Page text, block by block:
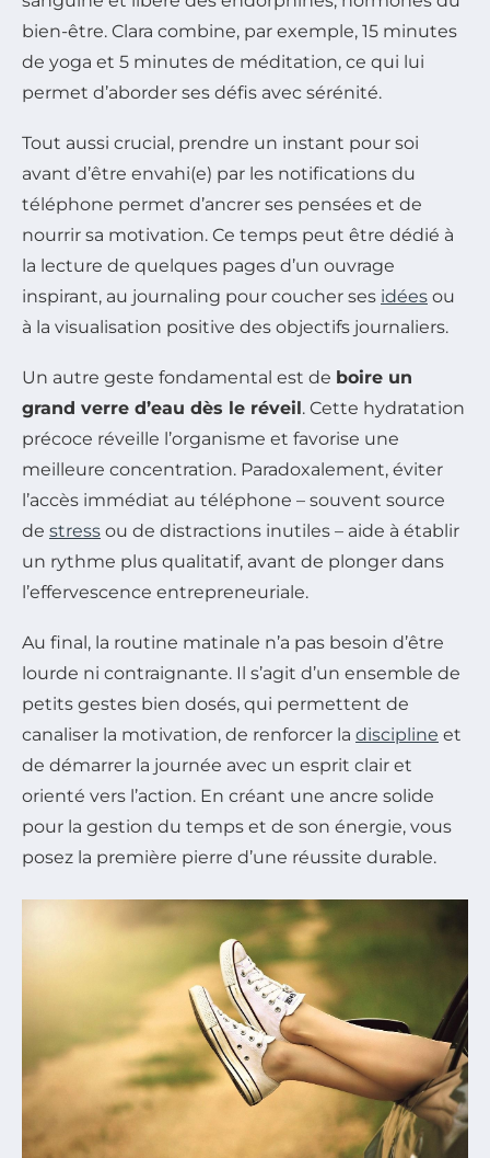
bien-être. Clara combine, par exemple, 15 minutes
de yoga et 5 minutes de méditation, ce qui lui
permet d’aborder ses défis avec sérénité.
Tout aussi crucial, prendre un instant pour soi
avant d’être envahi(e) par les notifications du
téléphone permet d’ancrer ses pensées et de
nourrir sa motivation. Ce temps peut être dédié à
la lecture de quelques pages d’un ouvrage
inspirant, au journaling pour coucher ses idées ou
à la visualisation positive des objectifs journaliers.
Un autre geste fondamental est de boire un
grand verre d’eau dès le réveil. Cette hydratation
précoce réveille l’organisme et favorise une
meilleure concentration. Paradoxalement, éviter
l’accès immédiat au téléphone – souvent source
de stress ou de distractions inutiles – aide à établir
un rythme plus qualitatif, avant de plonger dans
l’effervescence entrepreneuriale.
Au final, la routine matinale n’a pas besoin d’être
lourde ni contraignante. Il s’agit d’un ensemble de
petits gestes bien dosés, qui permettent de
canaliser la motivation, de renforcer la discipline et
de démarrer la journée avec un esprit clair et
orienté vers l’action. En créant une ancre solide
pour la gestion du temps et de son énergie, vous
posez la première pierre d’une réussite durable.